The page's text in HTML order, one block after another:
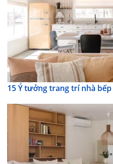
15 Ý tưởng trang trí nhà